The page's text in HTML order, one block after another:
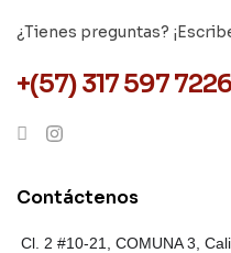
¿Tienes preguntas?
+(57) 317 597 7226
Contáctenos
Cl. 2 #10-21, COMUNA 3,